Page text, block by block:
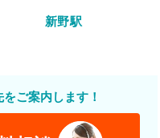
新野駅
ご案内します！